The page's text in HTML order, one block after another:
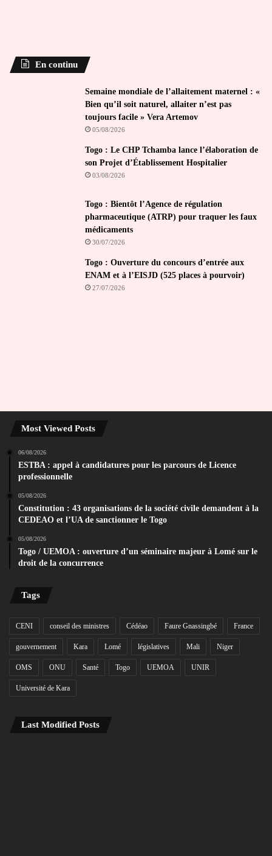
En continu
Semaine mondiale de l’allaitement maternel : «
Bien qu’il soit naturel, allaiter n’est pas
toujours facile » Vera Artemov
05/08/2026
Togo : Le CHP Tchamba lance l’élaboration de
son Projet d’Établissement Hospitalier
03/08/2026
Togo : Bientôt l’Agence de régulation
pharmaceutique (ATRP) pour traquer les faux
médicaments
30/07/2026
Togo : Ouverture du concours d’entrée aux
ENAM et à l’EISJD (525 places à pourvoir)
27/07/2026
Most Viewed Posts
06/08/2026
ESTBA : appel à candidatures pour les parcours de Licence
professionnelle
05/08/2026
Constitution : 43 organisations de la société civile demandent à la
CEDEAO et l’UA de sanctionner le Togo
05/08/2026
Togo / UEMOA : ouverture d’un séminaire majeur à Lomé sur le
droit de la concurrence
Tags
CENI conseil des ministres Cédéao Faure Gnassingbé France
gouvernement Kara Lomé législatives Mali Niger
OMS ONU Santé Togo UEMOA UNIR
Université de Kara
Last Modified Posts